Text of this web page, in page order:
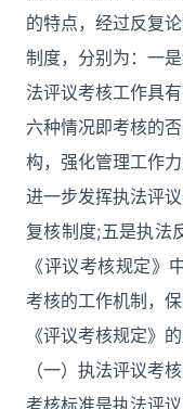
的特点，经过反复
制度，分别为：一
法评议考核工作具
六种情况即考核的
构，强化管理工作
进一步发挥执法评
复核制度;五是执法
《评议考核规定》
考核的工作机制，
《评议考核规定》
（一）执法评议考
考核标准是执法评